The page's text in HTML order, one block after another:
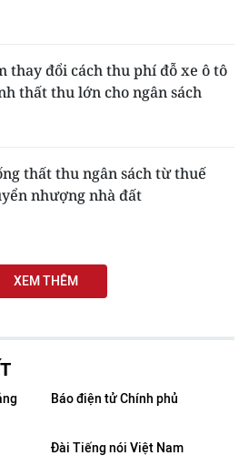
TIN
thay đổi cách thu phí đỗ xe ô tô
thất thu lớn cho ngân sách
thất thu ngân sách từ thuế
nhượng nhà đất
XEM THÊM
Báo điện tử Chính phủ
Đài Tiếng nói Việt Nam